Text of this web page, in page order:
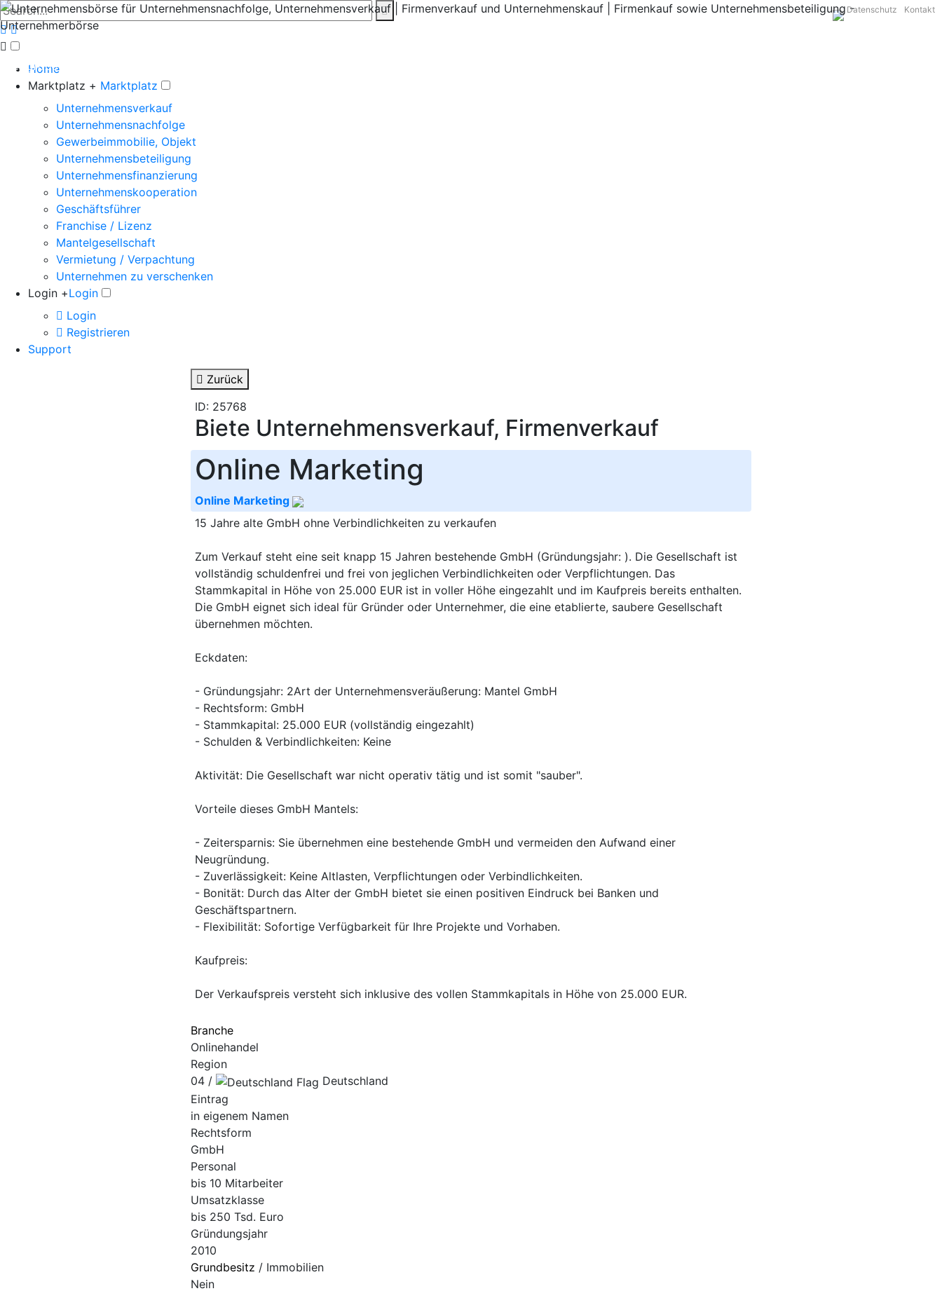
Der große Marktplatz für Unternehmen
Datenschutz Kontakt
Home
Marktplatz + Marktplatz
Unternehmensverkauf
Unternehmensnachfolge
Gewerbeimmobilie, Objekt
Unternehmensbeteiligung
Unternehmensfinanzierung
Unternehmenskooperation
Geschäftsführer
Franchise / Lizenz
Mantelgesellschaft
Vermietung / Verpachtung
Unternehmen zu verschenken
Login +Login
Login
Registrieren
Support
Zurück
ID: 25768
Biete Unternehmensverkauf, Firmenverkauf
Online Marketing
Online Marketing
15 Jahre alte GmbH ohne Verbindlichkeiten zu verkaufen
Zum Verkauf steht eine seit knapp 15 Jahren bestehende GmbH (Gründungsjahr: ). Die Gesellschaft ist
vollständig schuldenfrei und frei von jeglichen Verbindlichkeiten oder Verpflichtungen. Das
Stammkapital in Höhe von 25.000 EUR ist in voller Höhe eingezahlt und im Kaufpreis bereits enthalten.
Die GmbH eignet sich ideal für Gründer oder Unternehmer, die eine etablierte, saubere Gesellschaft
übernehmen möchten.
Eckdaten:
- Gründungsjahr: 2Art der Unternehmensveräußerung: Mantel GmbH
- Rechtsform: GmbH
- Stammkapital: 25.000 EUR (vollständig eingezahlt)
- Schulden & Verbindlichkeiten: Keine
Aktivität: Die Gesellschaft war nicht operativ tätig und ist somit "sauber".
Vorteile dieses GmbH Mantels:
- Zeitersparnis: Sie übernehmen eine bestehende GmbH und vermeiden den Aufwand einer
Neugründung.
- Zuverlässigkeit: Keine Altlasten, Verpflichtungen oder Verbindlichkeiten.
- Bonität: Durch das Alter der GmbH bietet sie einen positiven Eindruck bei Banken und
Geschäftspartnern.
- Flexibilität: Sofortige Verfügbarkeit für Ihre Projekte und Vorhaben.
Kaufpreis:
Der Verkaufspreis versteht sich inklusive des vollen Stammkapitals in Höhe von 25.000 EUR.
Branche
Onlinehandel
Region
04 /
Deutschland
Eintrag
in eigenem Namen
Rechtsform
GmbH
Personal
bis 10 Mitarbeiter
Umsatzklasse
bis 250 Tsd. Euro
Gründungsjahr
2010
Grundbesitz / Immobilien
Nein